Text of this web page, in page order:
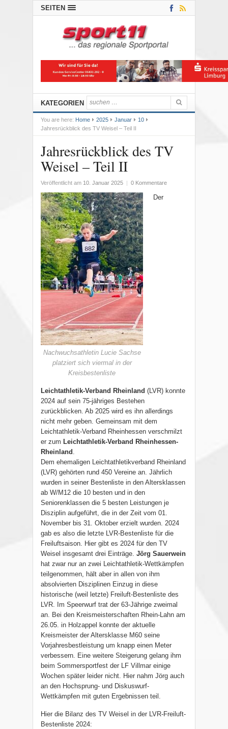
SEITEN
KATEGORIEN
You are here: Home 2025 Januar
10
Jahresrückblick des TV Weisel – Teil II
Jahresrückblick des TV
Weisel – Teil II
Veröffentlicht am 10. Januar 2025 0 Kommentare
Nachwuchsathletin Lucie Sachse
platziert sich viermal in der
Kreisbestenliste
Der
Leichtathletik-Verband Rheinland (LVR) konnte
2024 auf sein 75-jähriges Bestehen
zurückblicken. Ab 2025 wird es ihn allerdings
nicht mehr geben. Gemeinsam mit dem
Leichtathletik-Verband Rheinhessen verschmilzt
er zum Leichtathletik-Verband Rheinhessen-
Rheinland .
Dem ehemaligen Leichtathletikverband Rheinland
(LVR) gehörten rund 450 Vereine an. Jährlich
wurden in seiner Bestenliste in den Altersklassen
ab W/M12 die 10 besten und in den
Seniorenklassen die 5 besten Leistungen je
Disziplin aufgeführt, die in der Zeit vom 01.
November bis 31. Oktober erzielt wurden. 2024
gab es also die letzte LVR-Bestenliste für die
Freiluftsaison. Hier gibt es 2024 für den TV
Weisel insgesamt drei Einträge. Jörg Sauerwein
hat zwar nur an zwei Leichtathletik-Wettkämpfen
teilgenommen, hält aber in allen von ihm
absolvierten Disziplinen Einzug in diese
historische (weil letzte) Freiluft-Bestenliste des
LVR. Im Speerwurf trat der 63-Jährige zweimal
an. Bei den Kreismeisterschaften Rhein-Lahn am
26.05. in Holzappel konnte der aktuelle
Kreismeister der Altersklasse M60 seine
Vorjahresbestleistung um knapp einen Meter
verbessern. Eine weitere Steigerung gelang ihm
beim Sommersportfest der LF Villmar einige
Wochen später leider nicht. Hier nahm Jörg auch
an den Hochsprung- und Diskuswurf-
Wettkämpfen mit guten Ergebnissen teil.
Hier die Bilanz des TV Weisel in der LVR-Freiluft-
Bestenliste 2024: